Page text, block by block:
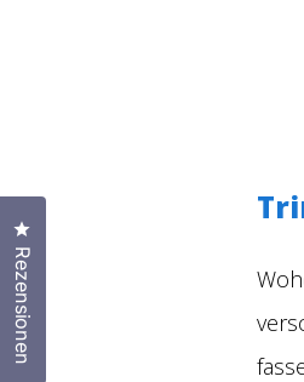
Rezensionen
Klicken Sie, um den